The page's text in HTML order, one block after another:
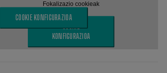
Fokalizazio cookieak
COOKIE
KONFIGURAZIOA
COOKIE KONFIGURAZIOA